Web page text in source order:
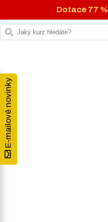
Dotace 77 %
E-mailové novinky